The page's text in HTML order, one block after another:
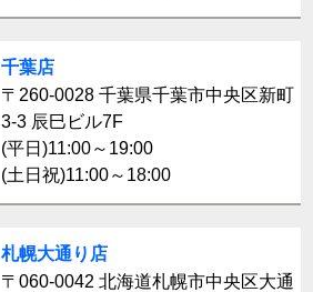
千葉店
〒260-0028 千葉県千葉市中央区新町
3-3 辰巳ビル7F
(平日)11:00～19:00
(土日祝)11:00～18:00
札幌大通り店
〒060-0042 北海道札幌市中央区大通